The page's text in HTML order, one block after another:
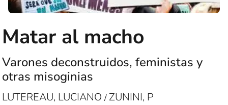
Matar al macho
Varones deconstruidos, feministas y
otras misoginias
LUTEREAU, LUCIANO/ ZUNINI, P